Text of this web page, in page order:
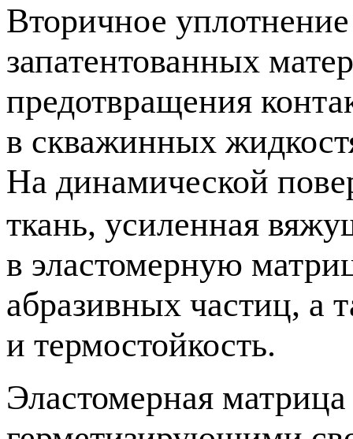
Вторичное
запатентованных
предотвращения
в скважинных
На динамической
ткань, усиленная
в эластомерную
абразивных частиц, а
и термостойкость.
Эластомерная